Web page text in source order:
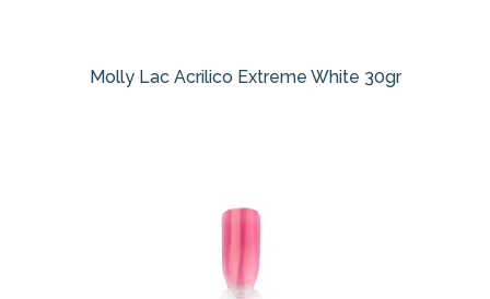
Molly Lac Acrilico Extreme White 30gr